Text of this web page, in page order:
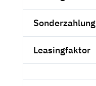
Sonderzahlung
Leasingfaktor